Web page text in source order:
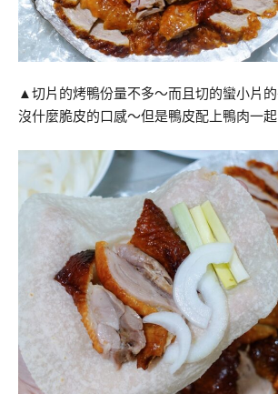
▲切片的烤鴨份量不多～而且切的蠻小片
沒什麼脆皮的口感～但是鴨皮配上鴨肉一